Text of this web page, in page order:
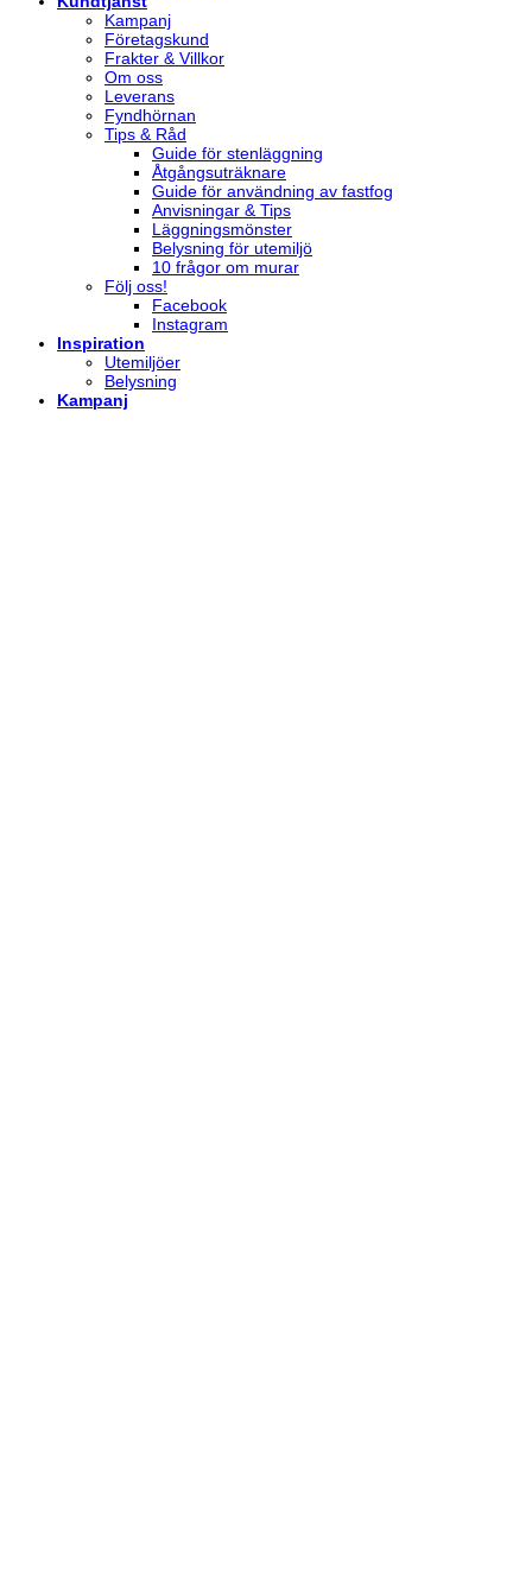
Kampanj
Företagskund
Frakter & Villkor
Om oss
Leverans
Fyndhörnan
Tips & Råd
Guide för stenläggning
Åtgångsuträknare
Guide för användning av fastfog
Anvisningar & Tips
Läggningsmönster
Belysning för utemiljö
10 frågor om murar
Följ oss!
Facebook
Instagram
Inspiration
Utemiljöer
Belysning
Kampanj